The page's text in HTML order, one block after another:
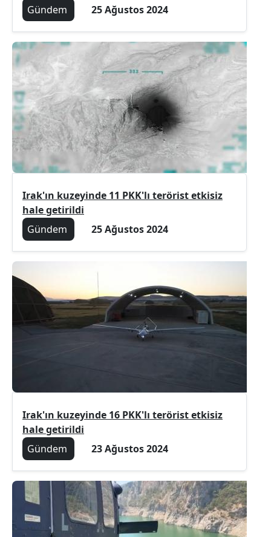
Gündem
25 Ağustos 2024
Irak'ın kuzeyinde 11 PKK'lı terörist etkisiz
hale getirildi
Gündem
25 Ağustos 2024
Irak'ın kuzeyinde 16 PKK'lı terörist etkisiz
hale getirildi
Gündem
23 Ağustos 2024